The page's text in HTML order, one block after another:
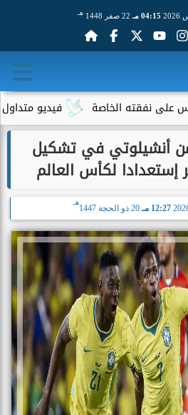
04:15 مـ 22 صفر 1448 هـ
فيديو متداول لسيدة الخاصة
أنشيلوتي في تشكيل
إستعدادا لكأس العالم
12:27 مـ 20 ذو الحجة 1447
هـ